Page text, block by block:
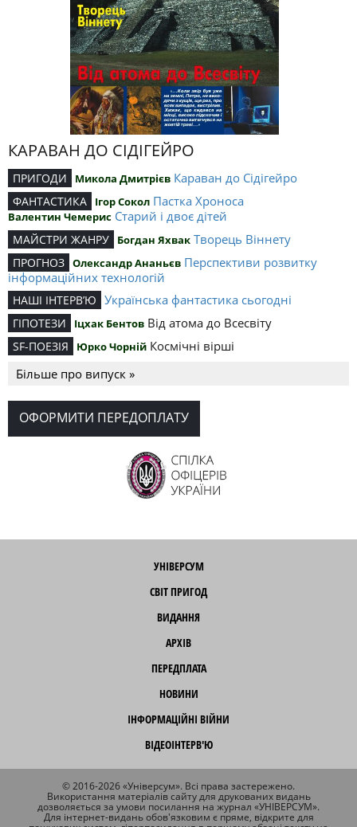
КАРАВАН ДО СІДІГЕЙРО
ПРИГОДИ Микола Дмитрієв Караван до Сідігейро
ФАНТАСТИКА Ігор Сокол Пастка Хроноса
Валентин Чемерис Старий і двоє дітей
МАЙСТРИ ЖАНРУ Богдан Яхвак Творець Віннету
ПРОГНОЗ Олександр Ананьєв Перспективи розвитку
інформаційних технологій
НАШІ ІНТЕРВ’Ю Українська фантастика сьогодні
ГІПОТЕЗИ Іцхак Бентов Від атома до Всесвіту
SF-ПОЕЗІЯ Юрко Чорній Космічні вірші
Більше про випуск »
ОФОРМИТИ ПЕРЕДОПЛАТУ
УНІВЕРСУМ
СВІТ ПРИГОД
ВИДАННЯ
АРХІВ
ПЕРЕДПЛАТА
НОВИНИ
ІНФОРМАЦІЙНІ ВІЙНИ
ВІДЕОІНТЕРВ'Ю
© 2016-2026 «Універсум». Всі права застережено.
Використання матеріалів сайту для друкованих видань
дозволяється за умови посилання на журнал «УНІВЕРСУМ».
Для інтернет-видань обов'язковим є пряме, відкрите для